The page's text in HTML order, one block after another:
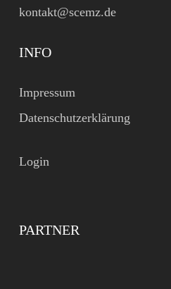
kontakt@scemz.de
INFO
Impressum
Datenschutzerklärung
Login
PARTNER